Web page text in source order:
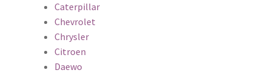
Caterpillar
Chevrolet
Chrysler
Citroen
Daewo